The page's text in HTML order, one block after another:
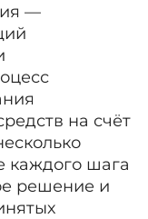
—
на счёт
каждого шага
решение и